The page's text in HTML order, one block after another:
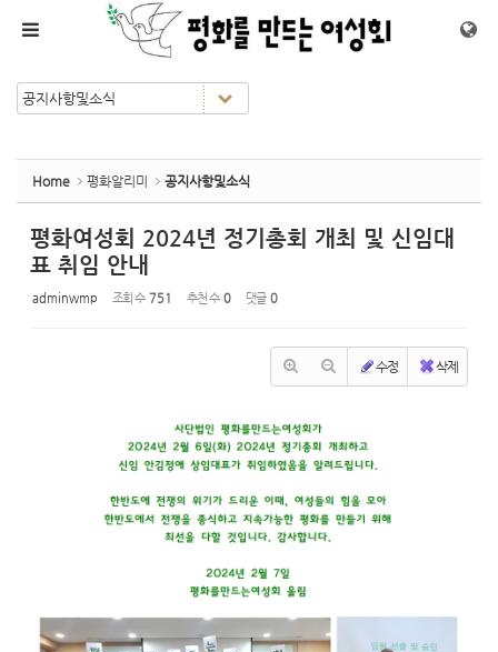
Home 평화알리미 공지사항및소식
평화여성회 2024년 정기총회 개최 및 신임대
표 취임 안내
adminwmp 조회 수 751 추천 수 0 댓글 0
수정 삭제